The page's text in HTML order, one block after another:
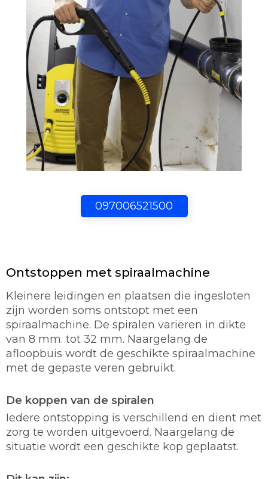
097006521500
Ontstoppen met spiraalmachine
Kleinere leidingen en plaatsen die ingesloten
zijn worden soms ontstopt met een
spiraalmachine. De spiralen variëren in dikte
van 8 mm. tot 32 mm. Naargelang de
afloopbuis wordt de geschikte spiraalmachine
met de gepaste veren gebruikt.
De koppen van de spiralen
Iedere ontstopping is verschillend en dient met
zorg te worden uitgevoerd. Naargelang de
situatie wordt een geschikte kop geplaatst.